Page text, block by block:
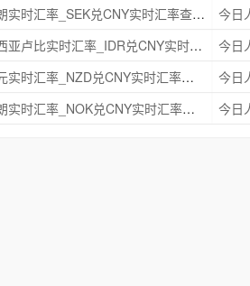
今日人民币兑瑞典克朗实时汇率_SEK兑CNY实时汇率查询 2025年09月21日
今日人民币兑印度尼西亚卢比实时汇率_IDR兑CNY实时汇率查询 2025年09月21日
今日人民币兑新西兰元实时汇率_NZD兑CNY实时汇率查询 2025年09月21日
今日人民币兑挪威克朗实时汇率_NOK兑CNY实时汇率查询 2025年09月21日